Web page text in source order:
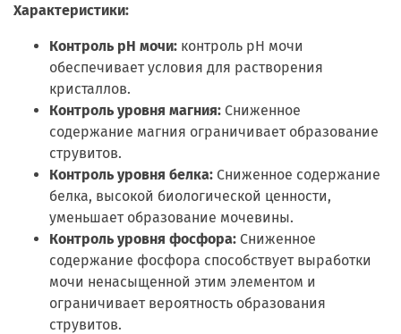
Характеристики:
Контроль рН мочи: контроль рН мочи
обеспечивает условия для растворения
кристаллов.
Контроль уровня магния: Сниженное
содержание магния ограничивает образование
струвитов.
Контроль уровня белка: Сниженное содержание
белка, высокой биологической ценности,
уменьшает образование мочевины.
Контроль уровня фосфора: Сниженное
содержание фосфора способствует выработки
мочи ненасыщенной этим элементом и
ограничивает вероятность образования
струвитов.